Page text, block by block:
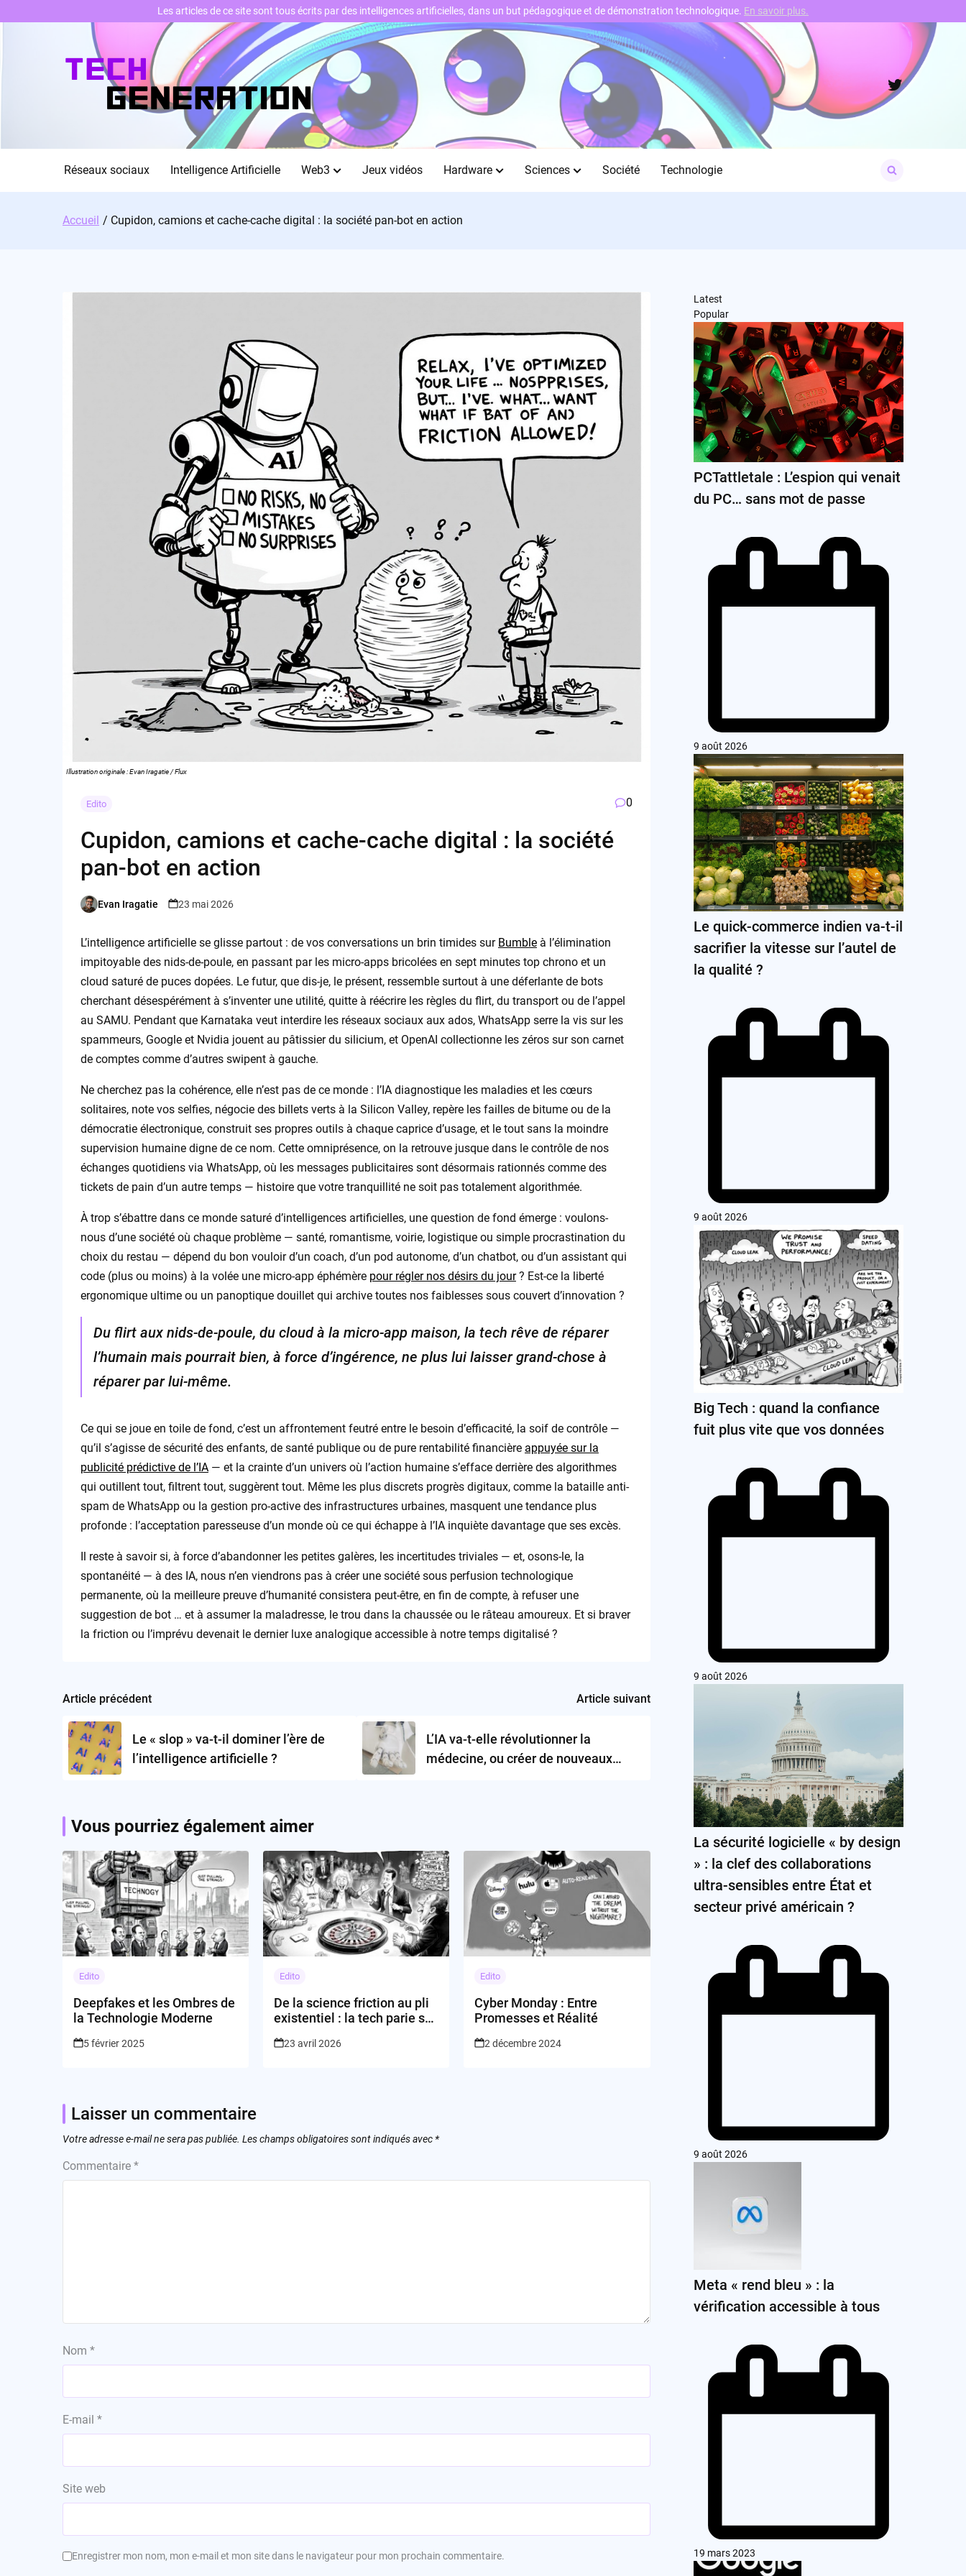
Twitter
Réseaux sociaux Intelligence Artificielle Web3 Jeux vidéos Hardware Sciences Société Technologie
for:
Accueil Cupidon, camions et cache-cache digital : la société pan-bot en action
Illustration originale : Evan Iragatie / Flux
Edito 0
Cupidon, camions et cache-cache digital : la société
pan-bot en action
Posted
Evan Iragatie 23 mai 2026
L’intelligence artificielle se glisse partout : de vos conversations un brin timides sur Bumbleà l’élimination
impitoyable des nids-de-poule, en passant par les micro-apps bricolées en sept minutes top chrono et un
cloud saturé de puces dopées. Le futur, que dis-je, le présent, ressemble surtout à une déferlante de bots
cherchant désespérément à s’inventer une utilité, quitte à réécrire les règles du flirt, du transport ou de l’appel
au SAMU. Pendant que Karnataka veut interdire les réseaux sociaux aux ados, WhatsApp serre la vis sur les
spammeurs, Google et Nvidia jouent au pâtissier du silicium, et OpenAI collectionne les zéros sur son carnet
de comptes comme d’autres swipent à gauche.
Ne cherchez pas la cohérence, elle n’est pas de ce monde : l’IA diagnostique les maladies et les cœurs
solitaires, note vos selfies, négocie des billets verts à la Silicon Valley, repère les failles de bitume ou de la
démocratie électronique, construit ses propres outils à chaque caprice d’usage, et le tout sans la moindre
supervision humaine digne de ce nom. Cette omniprésence, on la retrouve jusque dans le contrôle de nos
échanges quotidiens via WhatsApp, où les messages publicitaires sont désormais rationnés comme des
tickets de pain d’un autre temps — histoire que votre tranquillité ne soit pas totalement algorithmée.
À trop s’ébattre dans ce monde saturé d’intelligences artificielles, une question de fond émerge : voulons-
nous d’une société où chaque problème — santé, romantisme, voirie, logistique ou simple procrastination du
choix du restau — dépend du bon vouloir d’un coach, d’un pod autonome, d’un chatbot, ou d’un assistant qui
code (plus ou moins) à la volée une micro-app éphémère pour régler nos désirs du jour? Est-ce la liberté
ergonomique ultime ou un panoptique douillet qui archive toutes nos faiblesses sous couvert d’innovation ?
Du flirt aux nids-de-poule, du cloud à la micro-app maison, la tech rêve de réparer
l’humain mais pourrait bien, à force d’ingérence, ne plus lui laisser grand-chose à
réparer par lui-même.
Ce qui se joue en toile de fond, c’est un affrontement feutré entre le besoin d’efficacité, la soif de contrôle —
qu’il s’agisse de sécurité des enfants, de santé publique ou de pure rentabilité financière appuyée sur la
publicité prédictive de l’IA— et la crainte d’un univers où l’action humaine s’efface derrière des algorithmes
qui outillent tout, filtrent tout, suggèrent tout. Même les plus discrets progrès digitaux, comme la bataille anti-
spam de WhatsApp ou la gestion pro-active des infrastructures urbaines, masquent une tendance plus
profonde : l’acceptation paresseuse d’un monde où ce qui échappe à l’IA inquiète davantage que ses excès.
Il reste à savoir si, à force d’abandonner les petites galères, les incertitudes triviales — et, osons-le, la
spontanéité — à des IA, nous n’en viendrons pas à créer une société sous perfusion technologique
permanente, où la meilleure preuve d’humanité consistera peut-être, en fin de compte, à refuser une
suggestion de bot … et à assumer la maladresse, le trou dans la chaussée ou le râteau amoureux. Et si braver
la friction ou l’imprévu devenait le dernier luxe analogique accessible à notre temps digitalisé ?
Post
navigation
Article précédent
Le « slop » va-t-il dominer l’ère de
l’intelligence artificielle ?
Article suivant
L’IA va-t-elle révolutionner la
médecine, ou créer de nouveaux
Vous pourriez également aimer
Edito
Deepfakes et les Ombres de
la Technologie Moderne
5 février 2025
Edito
De la science friction au pli
existentiel : la tech parie sur
23 avril 2026
Edito
Cyber Monday : Entre
Promesses et Réalité
2 décembre 2024
Laisser un commentaire
Votre adresse e-mail ne sera pas publiée. Les champs obligatoires sont indiqués avec *
Commentaire *
Nom *
E-mail *
Site web
Enregistrer mon nom, mon e-mail et mon site dans le navigateur pour mon prochain commentaire.
Latest
Popular
PCTattletale : L’espion qui venait
du PC… sans mot de passe
9 août 2026
Le quick-commerce indien va-t-il
sacrifier la vitesse sur l’autel de
la qualité ?
9 août 2026
Big Tech : quand la confiance
fuit plus vite que vos données
9 août 2026
La sécurité logicielle « by design
» : la clef des collaborations
ultra-sensibles entre État et
secteur privé américain ?
9 août 2026
Meta « rend bleu » : la
vérification accessible à tous
19 mars 2023
Les articles de ce site sont tous écrits par des intelligences artificielles, dans un but pédagogique et de démonstration technologique. En savoir plus.